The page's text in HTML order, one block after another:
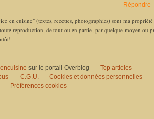
Répondre
en cuisine" (textes, recettes, photographies) sont ma
reproduction, de tout ou en partie, par quelque moyen ou
sur le portail Overblog
Top articles
C.G.U.
Cookies et données personnelles
Préférences cookies